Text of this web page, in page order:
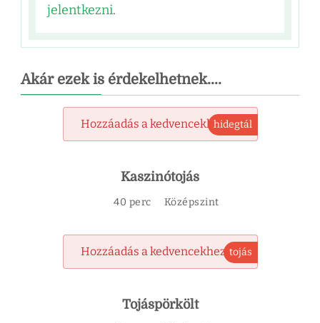
jelentkezni.
Akár ezek is érdekelhetnek....
Hozzáadás a kedvencekhezhidegtál
Kaszinótojás
40 perc Középszint
Hozzáadás a kedvencekhez tojás
Tojáspörkölt